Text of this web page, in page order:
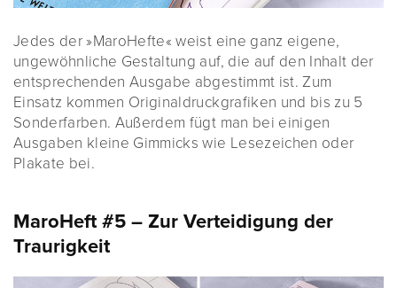
Jedes der »MaroHefte« weist eine ganz eigene,
ungewöhnliche Gestaltung auf, die auf den Inhalt der
entsprechenden Ausgabe abgestimmt ist. Zum
Einsatz kommen Originaldruckgrafiken und bis zu 5
Sonderfarben. Außerdem fügt man bei einigen
Ausgaben kleine Gimmicks wie Lesezeichen oder
Plakate bei.
MaroHeft #5 – Zur Verteidigung der
Traurigkeit